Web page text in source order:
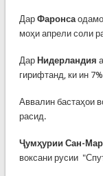
ДарФаронса
моҳи апрели соли
Дар Нидерландия
гирифтанд, ки ин
Аввалин бастаҳои
расид.
Ҷумҳурии Сан-
воксани русии